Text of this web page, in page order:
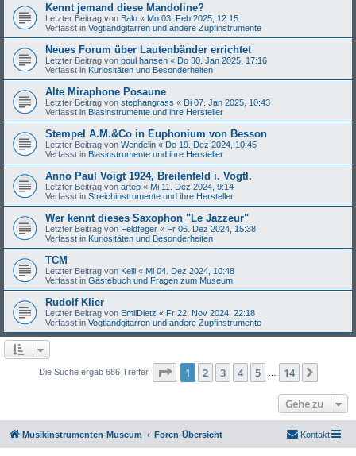
Kennt jemand diese Mandoline?
Letzter Beitrag von Balu « Mo 03. Feb 2025, 12:15
Verfasst in Vogtlandgitarren und andere Zupfinstrumente
Neues Forum über Lautenbänder errichtet
Letzter Beitrag von poul hansen « Do 30. Jan 2025, 17:16
Verfasst in Kuriositäten und Besonderheiten
Alte Miraphone Posaune
Letzter Beitrag von stephangrass « Di 07. Jan 2025, 10:43
Verfasst in Blasinstrumente und ihre Hersteller
Stempel A.M.&Co in Euphonium von Besson
Letzter Beitrag von Wendelin « Do 19. Dez 2024, 10:45
Verfasst in Blasinstrumente und ihre Hersteller
Anno Paul Voigt 1924, Breilenfeld i. Vogtl.
Letzter Beitrag von artep « Mi 11. Dez 2024, 9:14
Verfasst in Streichinstrumente und ihre Hersteller
Wer kennt dieses Saxophon "Le Jazzeur"
Letzter Beitrag von Feldfeger « Fr 06. Dez 2024, 15:38
Verfasst in Kuriositäten und Besonderheiten
TCM
Letzter Beitrag von Keili « Mi 04. Dez 2024, 10:48
Verfasst in Gästebuch und Fragen zum Museum
Rudolf Klier
Letzter Beitrag von EmilDietz « Fr 22. Nov 2024, 22:18
Verfasst in Vogtlandgitarren und andere Zupfinstrumente
Die Suche ergab 686 Treffer Seite 1von 14
1 2 3 4 5 14
Gehe zu
Musikinstrumenten-Museum Foren-Übersicht Kontakt